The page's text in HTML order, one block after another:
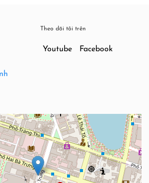
Theo dõi tôi trên
Youtube Facebook